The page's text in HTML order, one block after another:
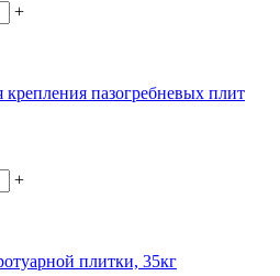
+
крепления пазогребневых плит
+
плитки, 35кг